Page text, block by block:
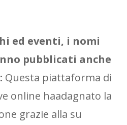
ed eventi, i nomi
pubblicati anche
Questa piattaforma di
online haadagnato la
grazie alla su